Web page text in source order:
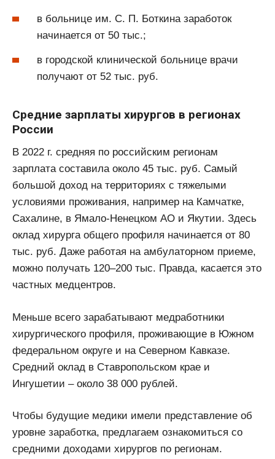
в больнице им. С. П. Боткина заработок
начинается от 50 тыс.;
в городской клинической больнице врачи
получают от 52 тыс. руб.
Средние зарплаты хирургов в регионах
России
В 2022 г. средняя по российским регионам
зарплата составила около 45 тыс. руб. Самый
большой доход на территориях с тяжелыми
условиями проживания, например на Камчатке,
Сахалине, в Ямало-Ненецком АО и Якутии. Здесь
оклад хирурга общего профиля начинается от 80
тыс. руб. Даже работая на амбулаторном приеме,
можно получать 120–200 тыс. Правда, касается это
частных медцентров.
Меньше всего зарабатывают медработники
хирургического профиля, проживающие в Южном
федеральном округе и на Северном Кавказе.
Средний оклад в Ставропольском крае и
Ингушетии – около 38 000 рублей.
Чтобы будущие медики имели представление об
уровне заработка, предлагаем ознакомиться со
средними доходами хирургов по регионам.